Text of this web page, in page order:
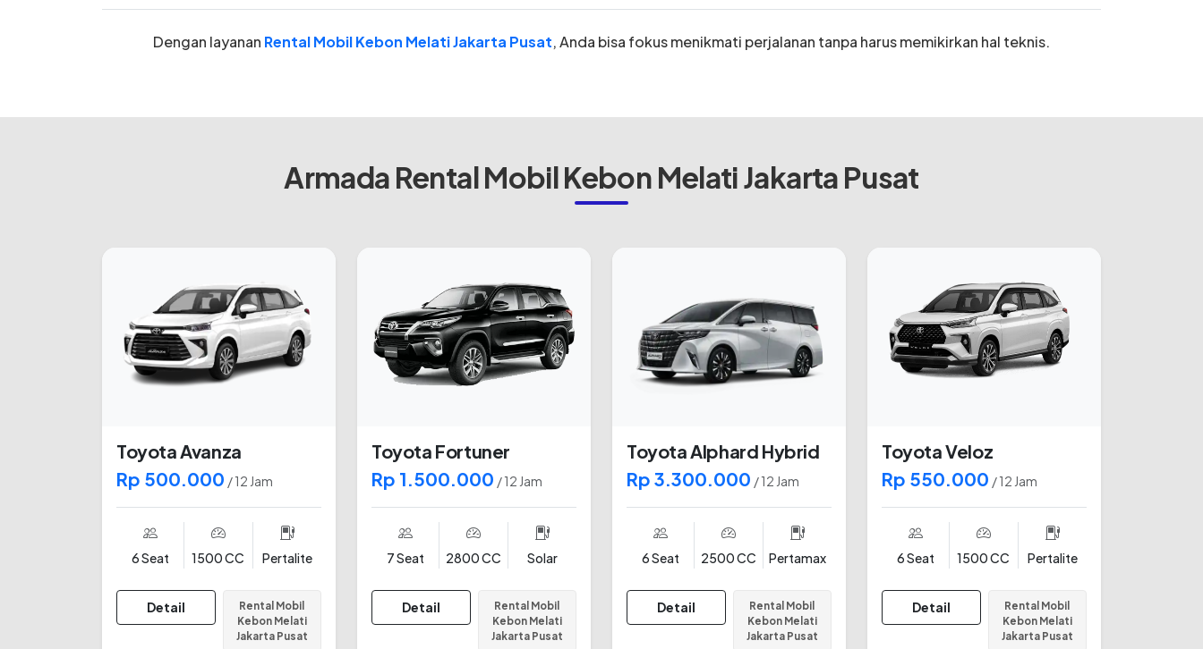
Dengan layanan Rental Mobil Kebon Melati Jakarta Pusat, Anda bisa fokus menikmati perjalanan tanpa harus memikirkan hal teknis.
Armada Rental Mobil Kebon Melati Jakarta Pusat
Toyota Avanza
Rp 500.000 / 12 Jam
6 Seat 1500 CC Pertalite
Detail
Rental Mobil
Kebon Melati
Jakarta Pusat
Toyota Fortuner
Rp 1.500.000 / 12 Jam
7 Seat 2800 CC Solar
Detail
Rental Mobil
Kebon Melati
Jakarta Pusat
Toyota Alphard Hybrid
Rp 3.300.000 / 12 Jam
6 Seat 2500 CC Pertamax
Detail
Rental Mobil
Kebon Melati
Jakarta Pusat
Toyota Veloz
Rp 550.000 / 12 Jam
6 Seat 1500 CC Pertalite
Detail
Rental Mobil
Kebon Melati
Jakarta Pusat